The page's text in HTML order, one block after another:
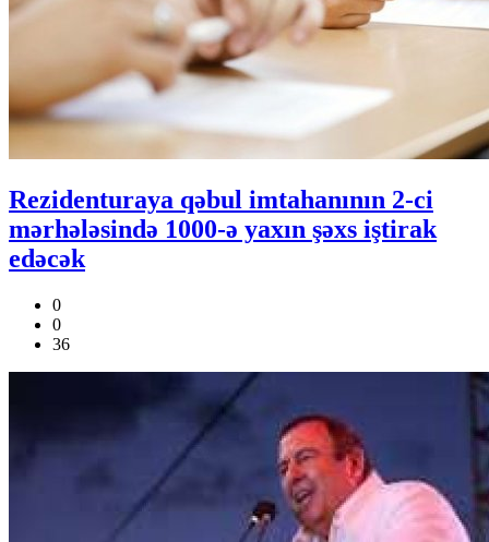
Rezidenturaya qəbul imtahanının 2-ci
mərhələsində 1000-ə yaxın şəxs iştirak
edəcək
0
0
36